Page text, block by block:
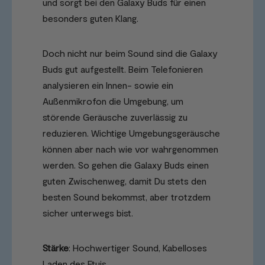
besonders guten Klang.
Doch nicht nur beim Sound sind die Galaxy
Buds gut aufgestellt. Beim Telefonieren
analysieren ein Innen- sowie ein
Außenmikrofon die Umgebung, um
störende Geräusche zuverlässig zu
reduzieren. Wichtige Umgebungsgeräusche
können aber nach wie vor wahrgenommen
werden. So gehen die Galaxy Buds einen
guten Zwischenweg, damit Du stets den
besten Sound bekommst, aber trotzdem
sicher unterwegs bist.
Stärke: Hochwertiger Sound, Kabelloses